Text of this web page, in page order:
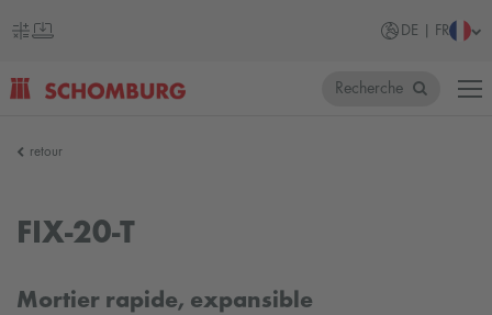
DE | FR
Recherche
retour
FIX-20-T
Mortier rapide, expansible